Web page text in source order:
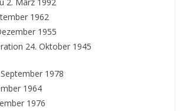
1962
1955
24. Oktober 1945
1978
1964
1976